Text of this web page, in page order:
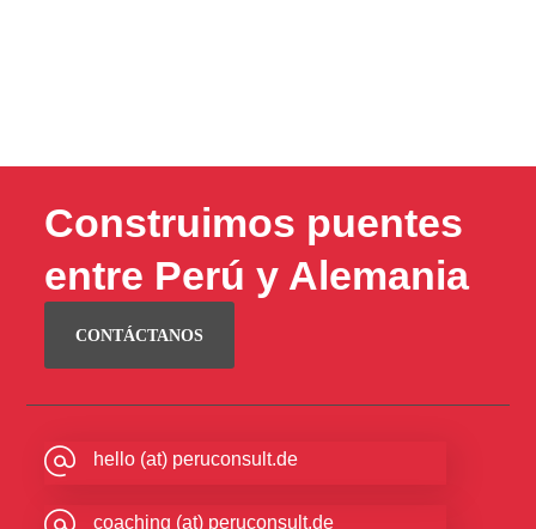
Construimos puentes
entre Perú y Alemania
CONTÁCTANOS
hello (at) peruconsult.de
coaching (at) peruconsult.de